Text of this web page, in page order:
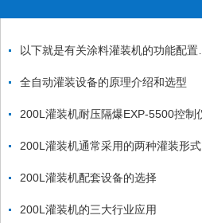
全自动灌装设备的原理介绍和选型
200L灌装机通常采用的两种灌装形式
200L灌装机配套设备的选择
200L灌装机的三大行业应用